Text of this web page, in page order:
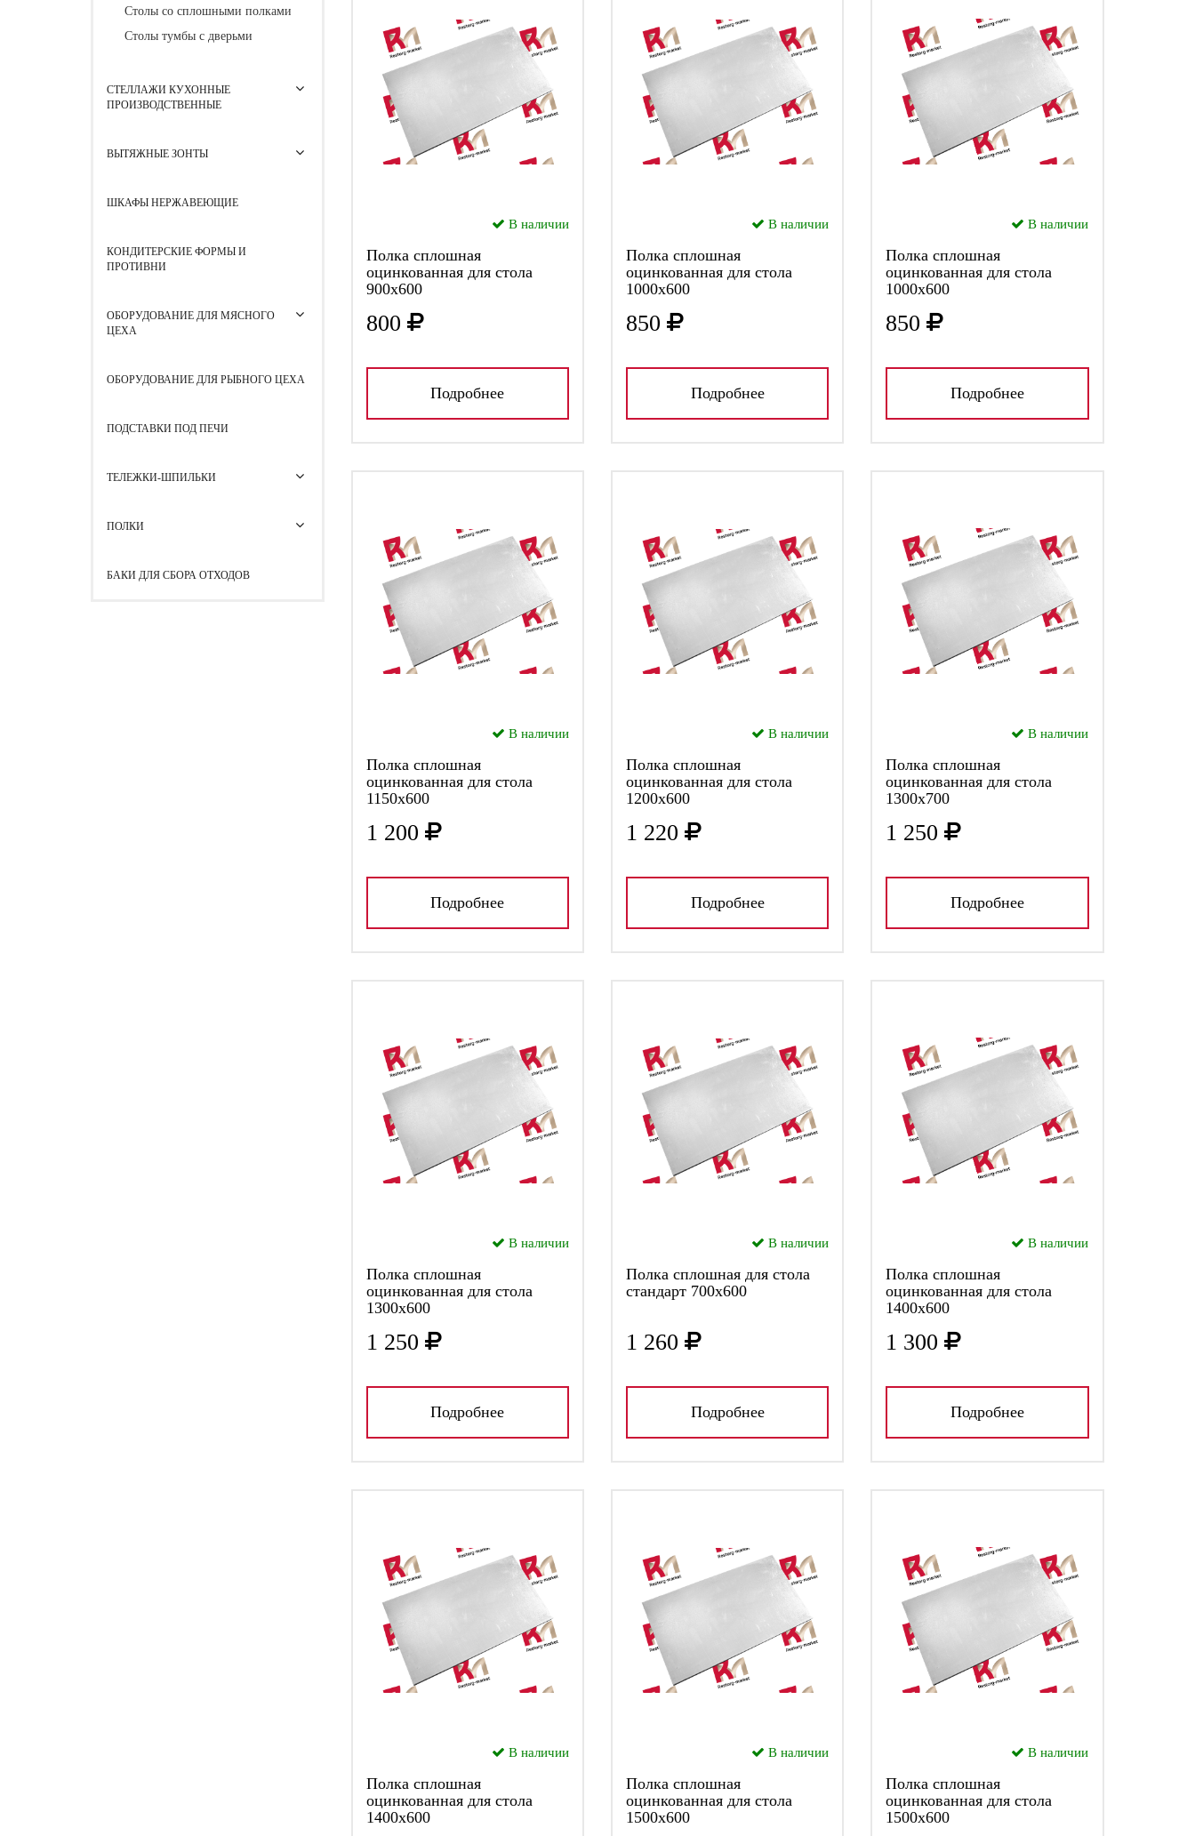
Столы со сплошными полками
Столы тумбы с дверьми
СТЕЛЛАЖИ КУХОННЫЕ
ПРОИЗВОДСТВЕННЫЕ
ВЫТЯЖНЫЕ ЗОНТЫ
ШКАФЫ НЕРЖАВЕЮЩИЕ
КОНДИТЕРСКИЕ ФОРМЫ И
ПРОТИВНИ
ОБОРУДОВАНИЕ ДЛЯ МЯСНОГО
ЦЕХА
ОБОРУДОВАНИЕ ДЛЯ РЫБНОГО ЦЕХА
ПОДСТАВКИ ПОД ПЕЧИ
ТЕЛЕЖКИ-ШПИЛЬКИ
ПОЛКИ
БАКИ ДЛЯ СБОРА ОТХОДОВ
В наличии
Полка сплошная
оцинкованная для стола
900х600
800
Подробнее
В наличии
Полка сплошная
оцинкованная для стола
1000х600
850
Подробнее
В наличии
Полка сплошная
оцинкованная для стола
1000х600
850
Подробнее
В наличии
Полка сплошная
оцинкованная для стола
1150х600
1 200
Подробнее
В наличии
Полка сплошная
оцинкованная для стола
1200х600
1 220
Подробнее
В наличии
Полка сплошная
оцинкованная для стола
1300х700
1 250
Подробнее
В наличии
Полка сплошная
оцинкованная для стола
1300х600
1 250
Подробнее
В наличии
Полка сплошная для стола
стандарт 700х600
1 260
Подробнее
В наличии
Полка сплошная
оцинкованная для стола
1400х600
1 300
Подробнее
В наличии
Полка сплошная
оцинкованная для стола
1400х600
В наличии
Полка сплошная
оцинкованная для стола
1500х600
В наличии
Полка сплошная
оцинкованная для стола
1500х600